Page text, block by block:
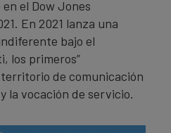
el Dow Jones
En 2021 lanza una
bajo el
los primeros”
de comunicación
la vocación de servicio.